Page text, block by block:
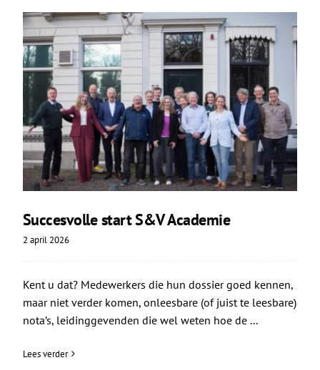
Succesvolle start S&V Academie
2 april 2026
Kent u dat? Medewerkers die hun dossier goed kennen,
maar niet verder komen, onleesbare (of juist te leesbare)
nota’s, leidinggevenden die wel weten hoe de ...
Lees verder